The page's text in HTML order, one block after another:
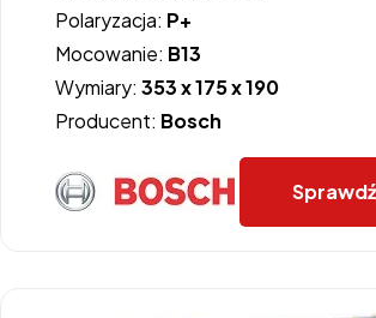
Polaryzacja: P+
Mocowanie: B13
Wymiary: 353 x 175 x 190
Producent: Bosch